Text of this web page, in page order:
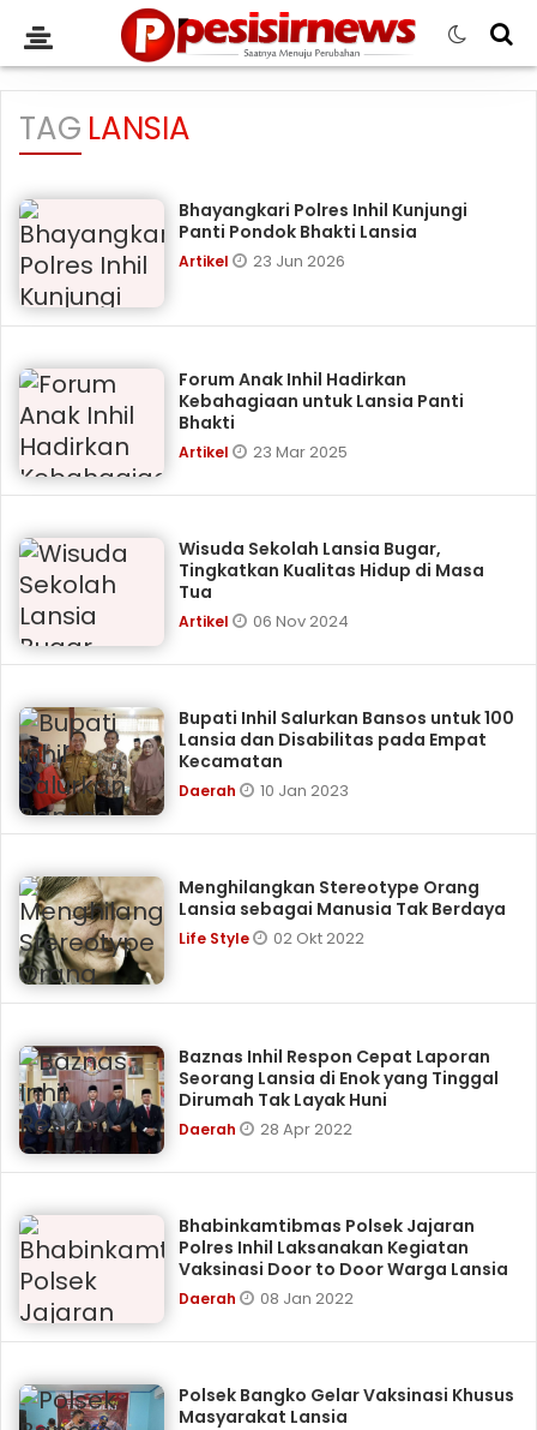
TAG LANSIA
Bhayangkari Polres Inhil Kunjungi
Panti Pondok Bhakti Lansia
Artikel 23 Jun 2026
Forum Anak Inhil Hadirkan
Kebahagiaan untuk Lansia Panti
Bhakti
Artikel 23 Mar 2025
Wisuda Sekolah Lansia Bugar,
Tingkatkan Kualitas Hidup di Masa
Tua
Artikel 06 Nov 2024
Bupati Inhil Salurkan Bansos untuk 100
Lansia dan Disabilitas pada Empat
Kecamatan
Daerah 10 Jan 2023
Menghilangkan Stereotype Orang
Lansia sebagai Manusia Tak Berdaya
Life Style 02 Okt 2022
Baznas Inhil Respon Cepat Laporan
Seorang Lansia di Enok yang Tinggal
Dirumah Tak Layak Huni
Daerah 28 Apr 2022
Bhabinkamtibmas Polsek Jajaran
Polres Inhil Laksanakan Kegiatan
Vaksinasi Door to Door Warga Lansia
Daerah 08 Jan 2022
Polsek Bangko Gelar Vaksinasi Khusus
Masyarakat Lansia